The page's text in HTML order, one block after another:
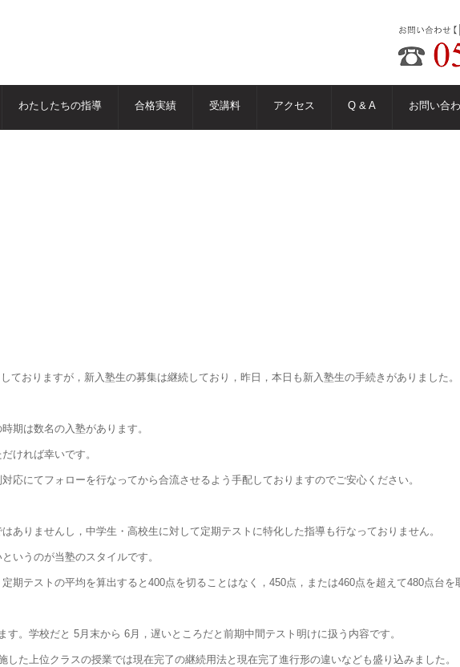
わたしたちの指導 合格実績 受講料 アクセス Q & A お問い合
ておりますが，新入塾生の募集は継続しており，昨日，本日も新入塾生の手続きがありました。
期は数名の入塾があります。
ければ幸いです。
応にてフォローを行なってから合流させるよう手配しておりますのでご安心ください。
ありませんし，中学生・高校生に対して定期テストに特化した指導も行なっておりません。
いうのが当塾のスタイルです。
期テストの平均を算出すると400点を切ることはなく，450点，または460点を超えて480点台を
。学校だと 5月末から 6月，遅いところだと前期中間テスト明けに扱う内容です。
た上位クラスの授業では現在完了の継続用法と現在完了進行形の違いなども盛り込みました。